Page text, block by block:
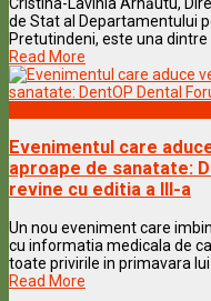
de Stat al Departamentului
Pretutindeni, este una dintre
Read More
Evenimentul care
aproape de sanatate:
revine cu editia a III-a
Un nou eveniment care
cu informatia medicala de
toate privirile in primavara lui
Read More